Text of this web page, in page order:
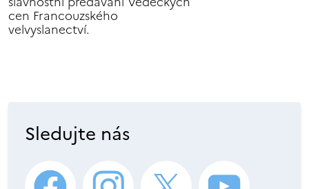
cen Francouzského
velvyslanectví.
Sledujte nás